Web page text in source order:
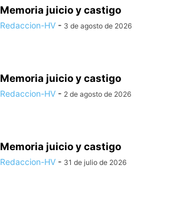
Memoria juicio y castigo
Redaccion-HV - 3 de agosto de 2026
Memoria juicio y castigo
Redaccion-HV - 2 de agosto de 2026
Memoria juicio y castigo
Redaccion-HV - 31 de julio de 2026